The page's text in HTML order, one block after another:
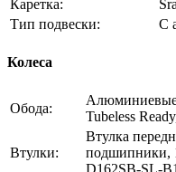
Каретка:
Тип подвески:
С
Колеса
Обода:
Алюминиевые
Tubeless
Втулки:
Втулка
подшипники,